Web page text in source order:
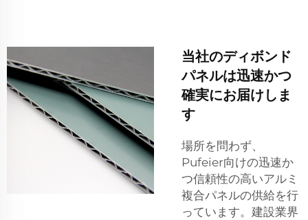
当社のディボンド
パネルは迅速かつ
確実にお届けしま
す
場所を問わず、
Pufeier向けの迅速か
つ信頼性の高いアルミ
複合パネルの供給を行
っています。建設業界